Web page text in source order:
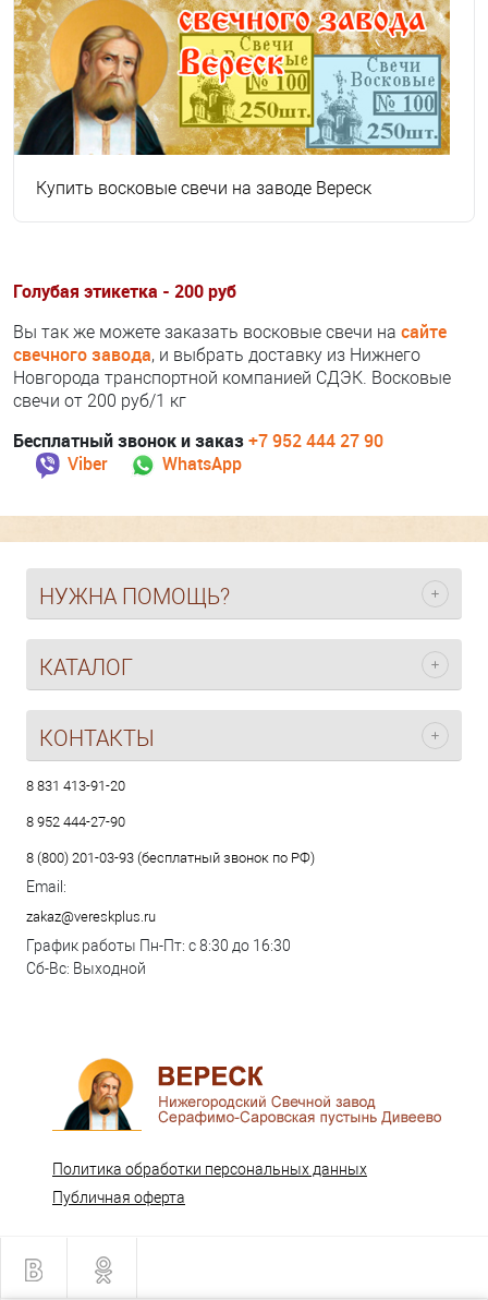
Купить восковые свечи на заводе Вереск
Голубая этикетка - 200 руб
Вы так же можете заказать восковые свечи на сайте
свечного завода, и выбрать доставку из Нижнего
Новгорода транспортной компанией СДЭК. Восковые
свечи от 200 руб/1 кг
Бесплатный звонок и заказ+7 952 444 27 90
Viber
WhatsApp
НУЖНА ПОМОЩЬ?
КАТАЛОГ
КОНТАКТЫ
8 831 413-91-20
8 952 444-27-90
8 (800) 201-03-93 (бесплатный звонок по РФ)
Email:
zakaz@vereskplus.ru
График работы Пн-Пт: с 8:30 до 16:30
Сб-Вс: Выходной
Политика обработки персональных данных
Публичная оферта